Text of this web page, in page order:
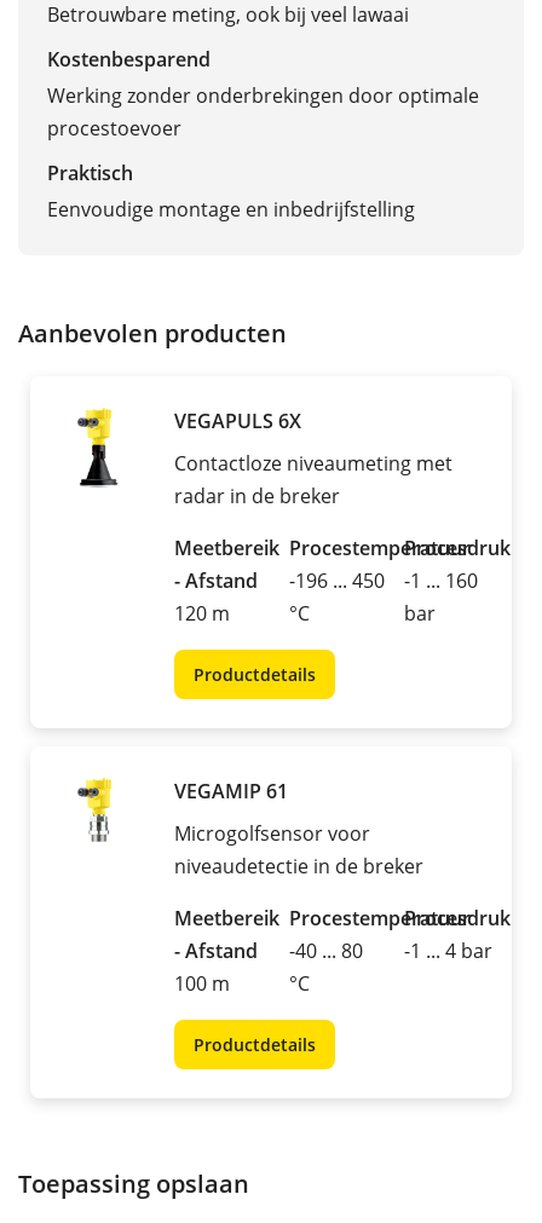
Betrouwbare meting, ook bij veel lawaai
Kostenbesparend
Werking zonder onderbrekingen door optimale
procestoevoer
Praktisch
Eenvoudige montage en inbedrijfstelling
Aanbevolen producten
VEGAPULS 6X
Contactloze niveaumeting met
radar in de breker
Meetbereik
- Afstand
120 m
Procestemperatuur
-196 ... 450
°C
Procesdruk
-1 ... 160
bar
Productdetails
VEGAMIP 61
Microgolfsensor voor
niveaudetectie in de breker
Meetbereik
- Afstand
100 m
Procestemperatuur
-40 ... 80
°C
Procesdruk
-1 ... 4 bar
Productdetails
Toepassing opslaan